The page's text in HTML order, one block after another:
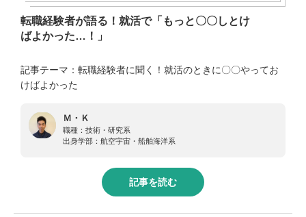
転職経験者が語る！就活で「もっと〇〇しとけ
ばよかった…！」
記事テーマ：転職経験者に聞く！就活のときに〇〇やってお
けばよかった
Ｍ・Ｋ
職種： 技術・研究系
出身学部： 航空宇宙・船舶海洋系
記事を読む